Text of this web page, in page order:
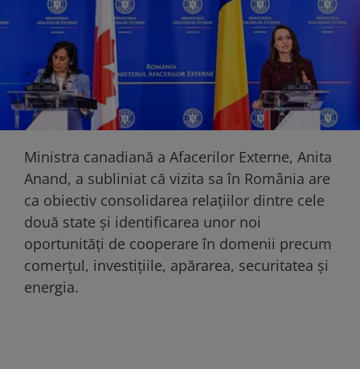
Ministra canadiană a Afacerilor Externe, Anita
Anand, a subliniat că vizita sa în România are
ca obiectiv consolidarea relațiilor dintre cele
două state și identificarea unor noi
oportunități de cooperare în domenii precum
comerțul, investițiile, apărarea, securitatea și
energia.